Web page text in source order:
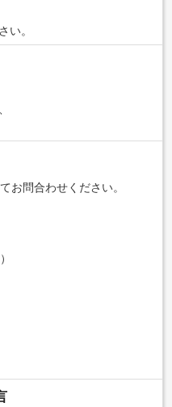
い。
お問合わせください。